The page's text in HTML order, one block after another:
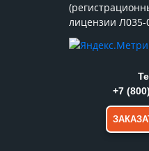
лицензии Л035-
+7